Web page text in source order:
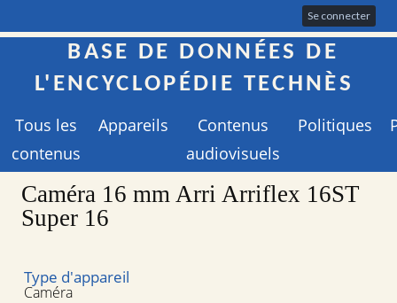
Se connecter
BASE DE DONNÉES DE
L'ENCYCLOPÉDIE TECHNÈS
Tous les
contenus
Appareils
Contenus
audiovisuels
Politiques
Caméra 16 mm Arri Arriflex 16ST
Super 16
Type d'appareil
Caméra